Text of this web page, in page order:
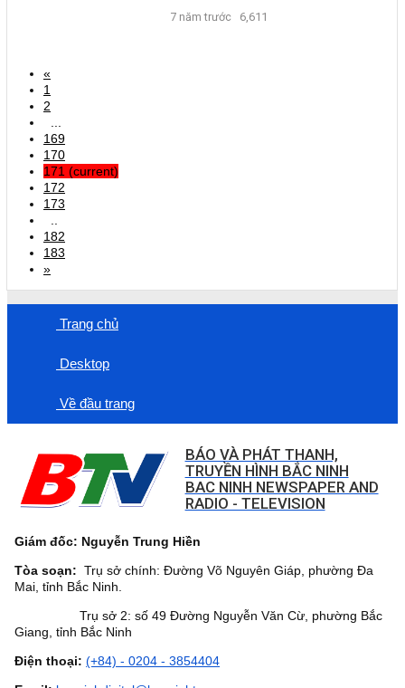
7 năm trước 6,611
«
1
2
...
169
170
171 (current)
172
173
..
182
183
»
Trang chủ
Desktop
Về đầu trang
BÁO VÀ PHÁT THANH,
TRUYỀN HÌNH BẮC NINH
BAC NINH NEWSPAPER AND
RADIO - TELEVISION
Giám đốc: Nguyễn Trung Hiền
Tòa soạn: Trụ sở chính: Đường Võ Nguyên Giáp, phường Đa
Mai, tỉnh Bắc Ninh.
Trụ sở 2: số 49 Đường Nguyễn Văn Cừ, phường Bắc
Giang, tỉnh Bắc Ninh
Điện thoại: (+84) - 0204 - 3854404